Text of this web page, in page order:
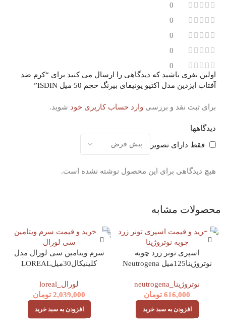
0
0
0
0
0
دیدگاهها
فقط دارای تصویر
هیچ دیدگاهی برای این محصول نوشته نشده است.
اولین نفری باشید که دیدگاهی را ارسال می کنید برای “کرم ضد
آفتاب ایزدین مدل اکتیو یونیفای بیرنگ حجم 50 میل ISDIN”
برای ثبت نقد و بررسی وارد حساب کاربری خود شوید.
محصولات مشابه
اسپری تونر زرد چوبه
نوتروژینا125میل Neutrogena
نوتروژینا_neutrogena
616,000 تومان
افزودن به سبد خرید
سرم ویتامین سی لورال مدل
کلینیکال30میلLOREAL
CLINICAL
لورال_loreal
2,039,000 تومان
افزودن به سبد خرید